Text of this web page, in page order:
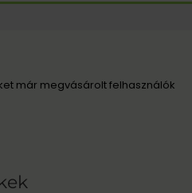
már megvásárolt felhasználók